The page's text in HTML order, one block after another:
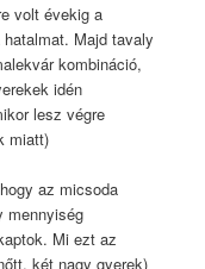
volt évekig a
Majd tavaly
kombináció,
idén
lesz végre
miatt)
az micsoda
mennyiség
Mi ezt az
két nagy gyerek)